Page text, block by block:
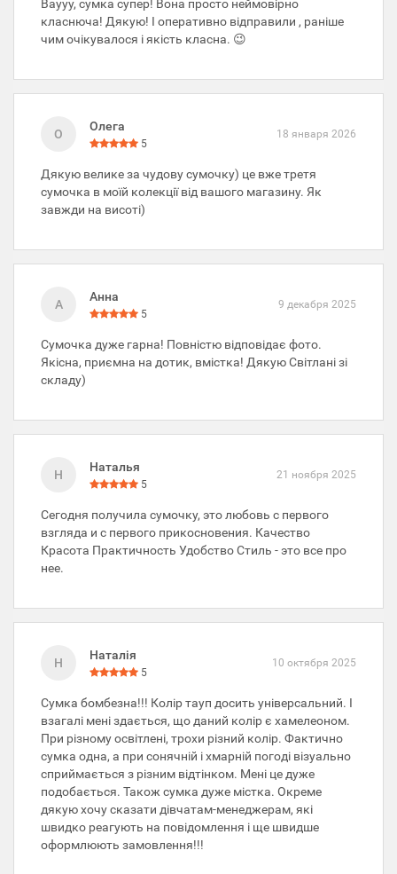
Ваууу, сумка супер! Вона просто неймовірно
класнюча! Дякую! І оперативно відправили , раніше
чим очікувалося і якість класна. 😉
О
Олега
5
18 января 2026
Дякую велике за чудову сумочку) це вже третя
сумочка в моїй колекції від вашого магазину. Як
завжди на висоті)
А
Анна
5
9 декабря 2025
Сумочка дуже гарна! Повністю відповідає фото.
Якісна, приємна на дотик, вмістка! Дякую Світлані зі
складу)
Н
Наталья
5
21 ноября 2025
Сегодня получила сумочку, это любовь с первого
взгляда и с первого прикосновения. Качество
Красота Практичность Удобство Стиль - это все про
нее.
Н
Наталія
5
10 октября 2025
Сумка бомбезна!!! Колір тауп досить універсальний. І
взагалі мені здається, що даний колір є хамелеоном.
При різному освітлені, трохи різний колір. Фактично
сумка одна, а при сонячній і хмарній погоді візуально
сприймається з різним відтінком. Мені це дуже
подобається. Також сумка дуже містка. Окреме
дякую хочу сказати дівчатам-менеджерам, які
швидко реагують на повідомлення і ще швидше
оформлюють замовлення!!!